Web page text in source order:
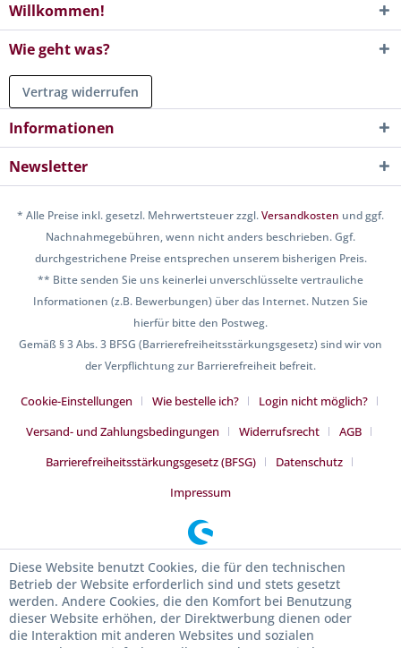
Willkommen!
Wie geht was?
Vertrag widerrufen
Informationen
Newsletter
* Alle Preise inkl. gesetzl. Mehrwertsteuer zzgl.Versandkosten und ggf.
Nachnahmegebühren, wenn nicht anders beschrieben. Ggf.
durchgestrichene Preise entsprechen unserem bisherigen Preis.
** Bitte senden Sie uns keinerlei unverschlüsselte vertrauliche
Informationen (z.B. Bewerbungen) über das Internet. Nutzen Sie
hierfür bitte den Postweg.
Gemäß § 3 Abs. 3 BFSG (Barrierefreiheitsstärkungsgesetz) sind wir von
der Verpflichtung zur Barrierefreiheit befreit.
Cookie-Einstellungen Wie bestelle ich?
Login nicht möglich?
Versand- und Zahlungsbedingungen
Widerrufsrecht
AGB
Barrierefreiheitsstärkungsgesetz (BFSG)
Datenschutz
Impressum
Diese Website benutzt Cookies, die für den technischen
Betrieb der Website erforderlich sind und stets gesetzt
werden. Andere Cookies, die den Komfort bei Benutzung
dieser Website erhöhen, der Direktwerbung dienen oder
die Interaktion mit anderen Websites und sozialen